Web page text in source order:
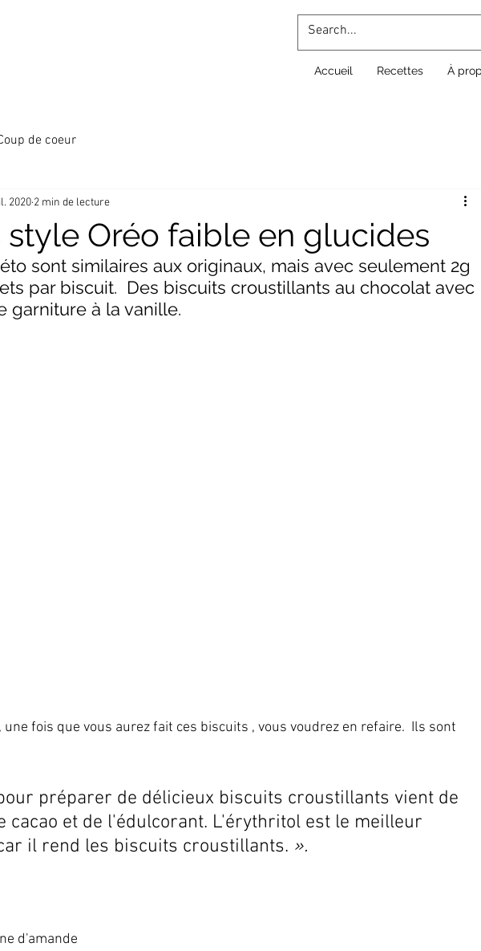
Accueil Recettes À
de coeur
style Oréo faible en glucides
2020 2 min de lecture
sont similaires aux originaux, mais avec seulement 2g
par biscuit.  Des biscuits croustillants au chocolat avec
garniture à la vanille.
fois que vous aurez fait ces biscuits , vous voudrez en refaire.  Ils sont
préparer de délicieux biscuits croustillants vient de
cacao et de l'édulcorant. L'érythritol est le meilleur
il rend les biscuits croustillants. ».
d'amande